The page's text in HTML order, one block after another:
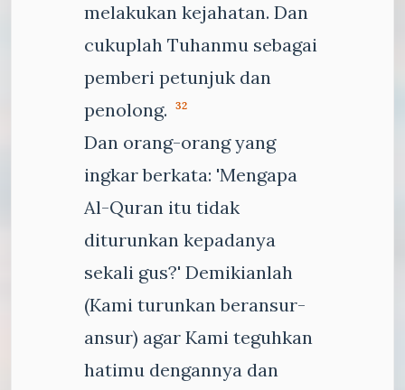
melakukan kejahatan. Dan
cukuplah Tuhanmu sebagai
pemberi petunjuk dan
penolong.
32
Dan orang-orang yang
ingkar berkata: 'Mengapa
Al-Quran itu tidak
diturunkan kepadanya
sekali gus?' Demikianlah
(Kami turunkan beransur-
ansur) agar Kami teguhkan
hatimu dengannya dan